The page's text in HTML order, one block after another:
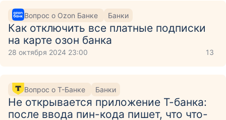
Вопрос о Ozon Банке Банки
Как отключить все платные подписки
на карте озон банка
28 октября 2024 23:00 13
Вопрос о Т-Банке Банки
Не открывается приложение Т-банка:
после ввода пин-кода пишет, что что-